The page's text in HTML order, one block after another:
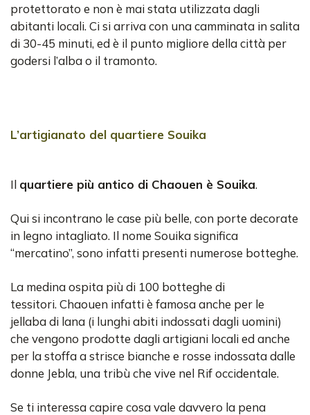
protettorato e non è mai stata utilizzata dagli
abitanti locali. Ci si arriva con una camminata in salita
di 30-45 minuti, ed è il punto migliore della città per
godersi l’alba o il tramonto.
L’artigianato del quartiere Souika
Il quartiere più antico di Chaouen è Souika.
Qui si incontrano le case più belle, con porte decorate
in legno intagliato. Il nome Souika significa
“mercatino”, sono infatti presenti numerose botteghe.
La medina ospita più di 100 botteghe di
tessitori. Chaouen infatti è famosa anche per le
jellaba di lana (i lunghi abiti indossati dagli uomini)
che vengono prodotte dagli artigiani locali ed anche
per la stoffa a strisce bianche e rosse indossata dalle
donne Jebla, una tribù che vive nel Rif occidentale.
Se ti interessa capire cosa vale davvero la pena